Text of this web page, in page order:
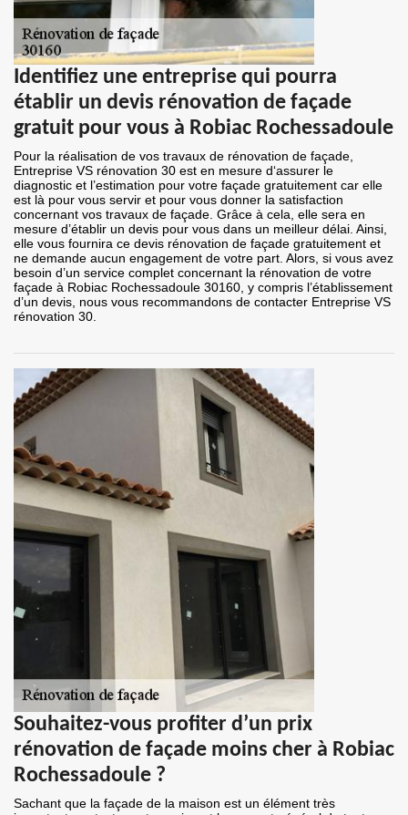
Identifiez une entreprise qui pourra
établir un devis rénovation de façade
gratuit pour vous à Robiac Rochessadoule
Pour la réalisation de vos travaux de rénovation de façade,
Entreprise VS rénovation 30 est en mesure d‘assurer le
diagnostic et l’estimation pour votre façade gratuitement car elle
est là pour vous servir et pour vous donner la satisfaction
concernant vos travaux de façade. Grâce à cela, elle sera en
mesure d’établir un devis pour vous dans un meilleur délai. Ainsi,
elle vous fournira ce devis rénovation de façade gratuitement et
ne demande aucun engagement de votre part. Alors, si vous avez
besoin d’un service complet concernant la rénovation de votre
façade à Robiac Rochessadoule 30160, y compris l’établissement
d’un devis, nous vous recommandons de contacter Entreprise VS
rénovation 30.
Souhaitez-vous profiter d’un prix
rénovation de façade moins cher à Robiac
Rochessadoule ?
Sachant que la façade de la maison est un élément très